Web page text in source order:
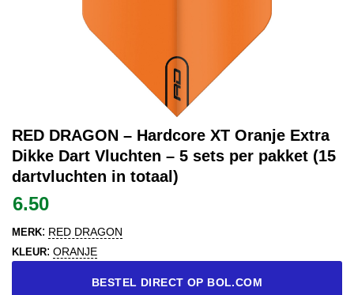
RED DRAGON – Hardcore XT Oranje Extra
Dikke Dart Vluchten – 5 sets per pakket (15
dartvluchten in totaal)
6.50
MERK: RED DRAGON
KLEUR: ORANJE
BESTEL DIRECT OP BOL.COM